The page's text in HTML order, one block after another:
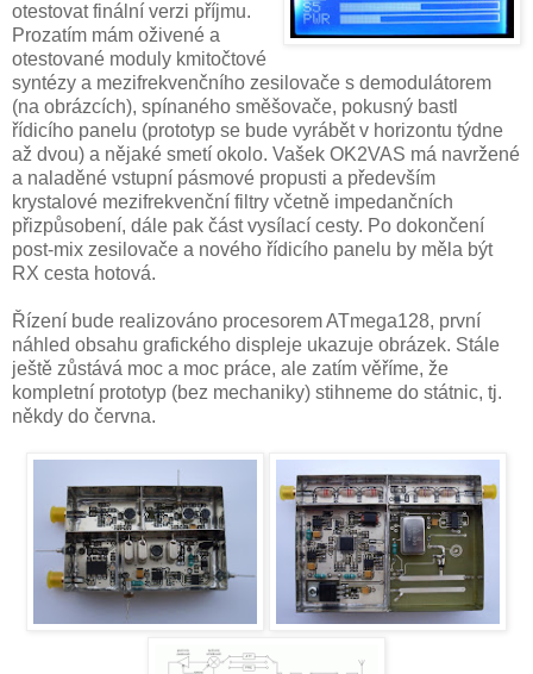
otestovat finální verzi příjmu.
Prozatím mám oživené a
otestované moduly kmitočtové
syntézy a mezifrekvenčního zesilovače s demodulátorem
(na obrázcích), spínaného směšovače, pokusný bastl
řídicího panelu (prototyp se bude vyrábět v horizontu týdne
až dvou) a nějaké smetí okolo. Vašek OK2VAS má navržené
a naladěné vstupní pásmové propusti a především
krystalové mezifrekvenční filtry včetně impedančních
přizpůsobení, dále pak část vysílací cesty. Po dokončení
post-mix zesilovače a nového řídicího panelu by měla být
RX cesta hotová.
Řízení bude realizováno procesorem ATmega128, první
náhled obsahu grafického displeje ukazuje obrázek. Stále
ještě zůstává moc a moc práce, ale zatím věříme, že
kompletní prototyp (bez mechaniky) stihneme do státnic, tj.
někdy do června.